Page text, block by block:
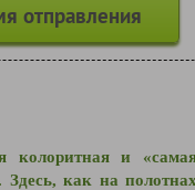
отправления
колоритная и
Здесь, как на